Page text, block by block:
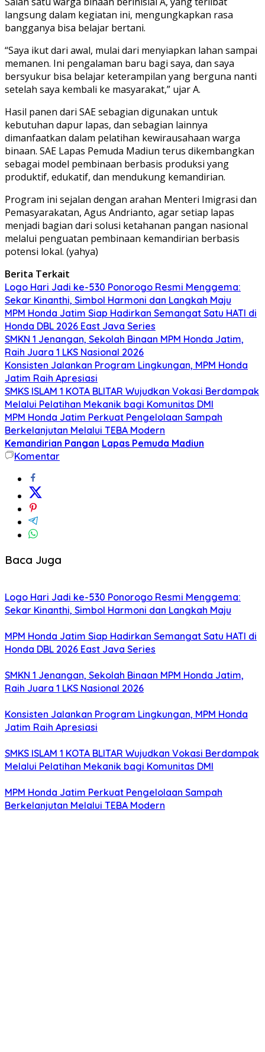
langsung dalam kegiatan ini, mengungkapkan rasa
bangganya bisa belajar bertani.
“Saya ikut dari awal, mulai dari menyiapkan lahan sampai
memanen. Ini pengalaman baru bagi saya, dan saya
bersyukur bisa belajar keterampilan yang berguna nanti
setelah saya kembali ke masyarakat,” ujar A.
Hasil panen dari SAE sebagian digunakan untuk
kebutuhan dapur lapas, dan sebagian lainnya
dimanfaatkan dalam pelatihan kewirausahaan warga
binaan. SAE Lapas Pemuda Madiun terus dikembangkan
sebagai model pembinaan berbasis produksi yang
produktif, edukatif, dan mendukung kemandirian.
Program ini sejalan dengan arahan Menteri Imigrasi dan
Pemasyarakatan, Agus Andrianto, agar setiap lapas
menjadi bagian dari solusi ketahanan pangan nasional
melalui penguatan pembinaan kemandirian berbasis
potensi lokal. (yahya)
Berita Terkait
Logo Hari Jadi ke-530 Ponorogo Resmi Menggema:
Sekar Kinanthi, Simbol Harmoni dan Langkah Maju
MPM Honda Jatim Siap Hadirkan Semangat Satu HATI di
Honda DBL 2026 East Java Series
SMKN 1 Jenangan, Sekolah Binaan MPM Honda Jatim,
Raih Juara 1 LKS Nasional 2026
Konsisten Jalankan Program Lingkungan, MPM Honda
Jatim Raih Apresiasi
SMKS ISLAM 1 KOTA BLITAR Wujudkan Vokasi Berdampak
Melalui Pelatihan Mekanik bagi Komunitas DMI
MPM Honda Jatim Perkuat Pengelolaan Sampah
Berkelanjutan Melalui TEBA Modern
Kemandirian Pangan Lapas Pemuda Madiun
Komentar
Baca Juga
Logo Hari Jadi ke-530 Ponorogo Resmi Menggema:
Sekar Kinanthi, Simbol Harmoni dan Langkah Maju
MPM Honda Jatim Siap Hadirkan Semangat Satu HATI di
Honda DBL 2026 East Java Series
SMKN 1 Jenangan, Sekolah Binaan MPM Honda Jatim,
Raih Juara 1 LKS Nasional 2026
Konsisten Jalankan Program Lingkungan, MPM Honda
Jatim Raih Apresiasi
SMKS ISLAM 1 KOTA BLITAR Wujudkan Vokasi Berdampak
Melalui Pelatihan Mekanik bagi Komunitas DMI
MPM Honda Jatim Perkuat Pengelolaan Sampah
Berkelanjutan Melalui TEBA Modern